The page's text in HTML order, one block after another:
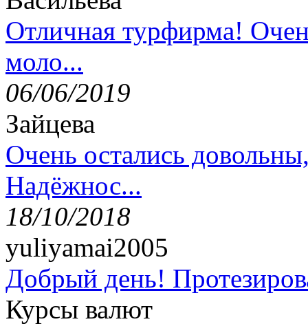
Отличная турфирма!
моло...
06/06/2019
Зайцева
Очень остались
Надёжнос...
18/10/2018
yuliyamai2005
Добрый день!
Курсы валют